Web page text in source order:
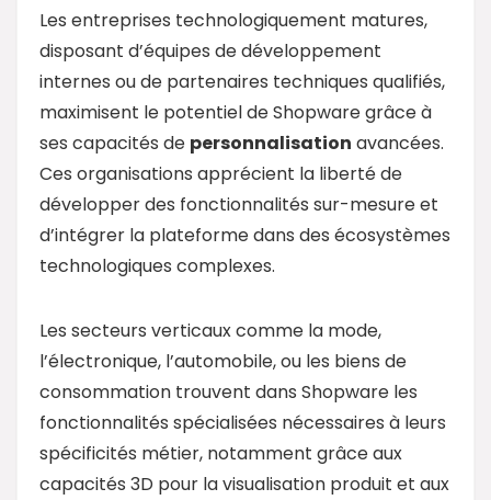
Les entreprises technologiquement matures,
disposant d’équipes de développement
internes ou de partenaires techniques qualifiés,
maximisent le potentiel de Shopware grâce à
ses capacités de personnalisation avancées.
Ces organisations apprécient la liberté de
développer des fonctionnalités sur-mesure et
d’intégrer la plateforme dans des écosystèmes
technologiques complexes.
Les secteurs verticaux comme la mode,
l’électronique, l’automobile, ou les biens de
consommation trouvent dans Shopware les
fonctionnalités spécialisées nécessaires à leurs
spécificités métier, notamment grâce aux
capacités 3D pour la visualisation produit et aux